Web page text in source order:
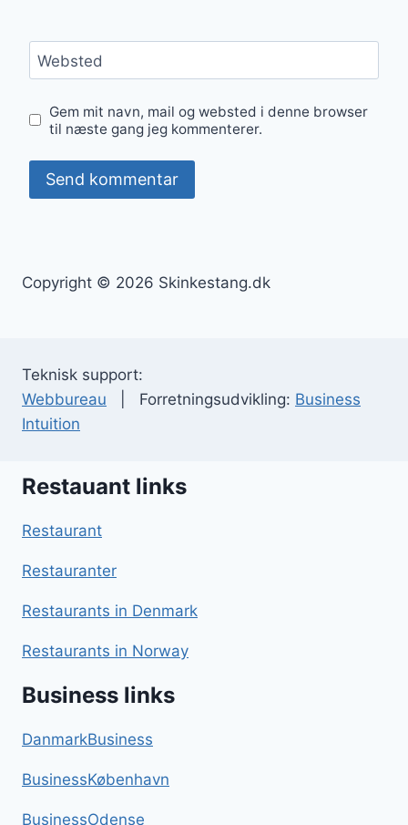
Websted
Gem mit navn, mail og websted i denne browser
til næste gang jeg kommenterer.
Copyright © 2026 Skinkestang.dk
Teknisk support:
Webbureau | Forretningsudvikling: Business
Intuition
Restauant links
Restaurant
Restauranter
Restaurants in Denmark
Restaurants in Norway
Business links
DanmarkBusiness
BusinessKøbenhavn
BusinessOdense